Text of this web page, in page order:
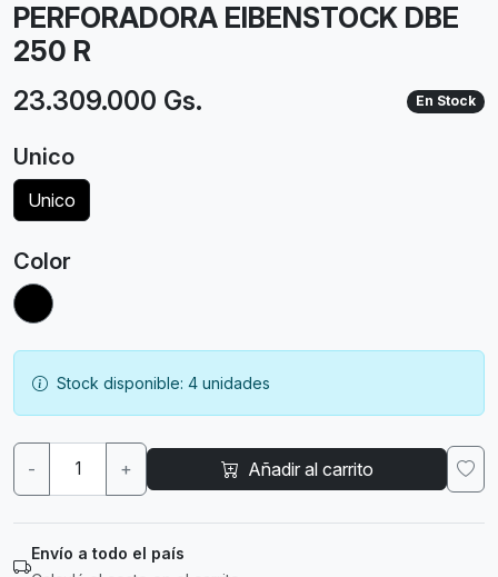
PERFORADORA EIBENSTOCK DBE
250 R
23.309.000 Gs. En Stock
Unico
Unico
Color
Stock disponible: 4 unidades
- + Añadir al carrito
Envío a todo el país